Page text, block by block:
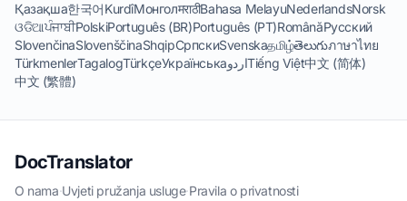
Қазақша한국어KurdîМонголमराठीBahasa MelayuNederlandsNorsk
ଓଡିଆਪੰਜਾਬੀPolskiPortuguês (BR)Português (PT)RomânăРусский
SlovenčinaSlovenščinaShqipСрпскиSvenskaதமிழ்తెలుగుภาษาไทย
TürkmenlerTagalogTürkçeУкраїнськаاردوTiếng Việt中文 (简体)
中文 (繁體)
DocTranslator
O nama·Uvjeti pružanja usluge·Pravila o privatnosti